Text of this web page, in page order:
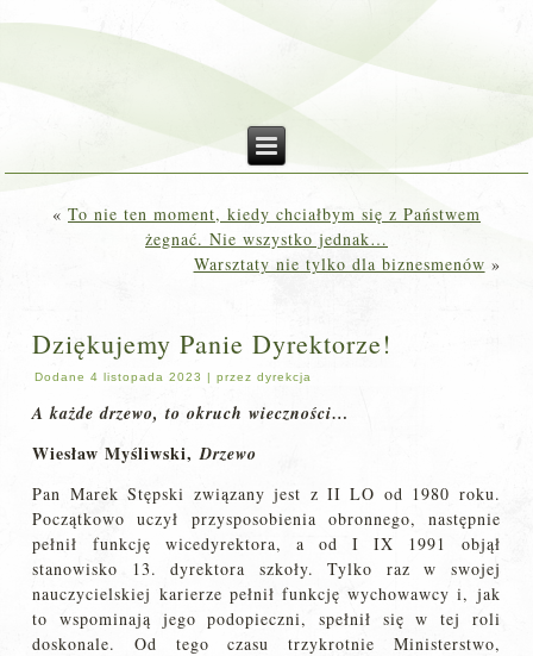
« To nie ten moment, kiedy chciałbym się z Państwem
żegnać. Nie wszystko jednak…
Warsztaty nie tylko dla biznesmenów »
Dziękujemy Panie Dyrektorze!
Dodane 4 listopada 2023 |przez dyrekcja
A każde drzewo, to okruch wieczności…
Wiesław Myśliwski,Drzewo
Pan Marek Stępski związany jest z II LO od 1980 roku.
Początkowo uczył przysposobienia obronnego, następnie
pełnił funkcję wicedyrektora, a od I IX 1991 objął
stanowisko 13. dyrektora szkoły. Tylko raz w swojej
nauczycielskiej karierze pełnił funkcję wychowawcy i, jak
to wspominają jego podopieczni, spełnił się w tej roli
doskonale. Od tego czasu trzykrotnie Ministerstwo,